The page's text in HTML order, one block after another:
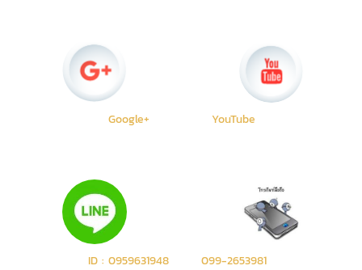
Google+
ID : 0959631948
YouTube
099-2653981